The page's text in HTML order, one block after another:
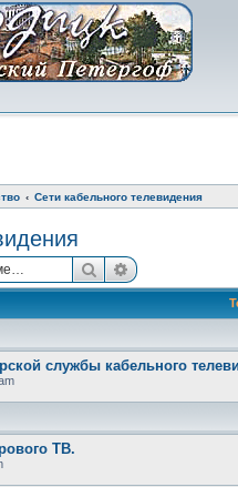
Сети кабельного телевидения
ПоискРасширенный
службы кабельного
ТВ.